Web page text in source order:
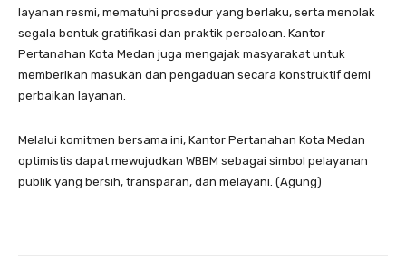
layanan resmi, mematuhi prosedur yang berlaku, serta menolak
segala bentuk gratifikasi dan praktik percaloan. Kantor
Pertanahan Kota Medan juga mengajak masyarakat untuk
memberikan masukan dan pengaduan secara konstruktif demi
perbaikan layanan.
Melalui komitmen bersama ini, Kantor Pertanahan Kota Medan
optimistis dapat mewujudkan WBBM sebagai simbol pelayanan
publik yang bersih, transparan, dan melayani. (Agung)